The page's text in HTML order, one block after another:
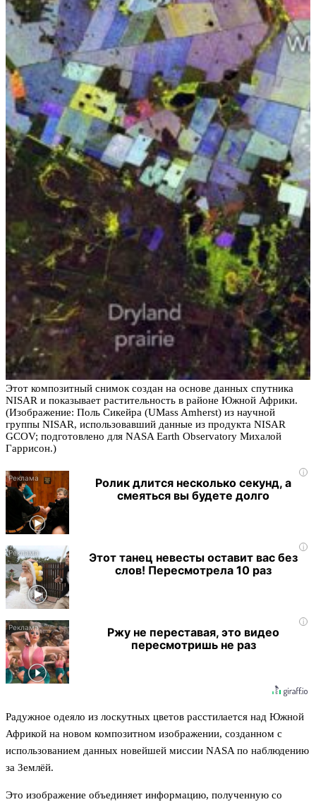
Этот композитный снимок создан на основе данных спутника
NISAR и показывает растительность в районе Южной Африки.
(Изображение: Поль Сикейра (UMass Amherst) из научной
группы NISAR, использовавший данные из продукта NISAR
GCOV; подготовлено для NASA Earth Observatory Михалой
Гаррисон.)
i
Ролик длится несколько секунд, а
смеяться вы будете долго
i
Этот танец невесты оставит вас без
слов! Пересмотрела 10 раз
i
Ржу не переставая, это видео
пересмотришь не раз
Радужное одеяло из лоскутных цветов расстилается над Южной
Африкой на новом композитном изображении, созданном с
использованием данных новейшей миссии NASA по наблюдению
за Землёй.
Это изображение объединяет информацию, полученную со